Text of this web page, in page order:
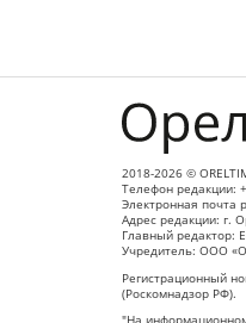
2018-2026 ©
Телефон редакции:
Электронная почта
Адрес редакции: г.
Главный редактор:
Учредитель: ООО
Регистрационный
(Роскомнадзор РФ).